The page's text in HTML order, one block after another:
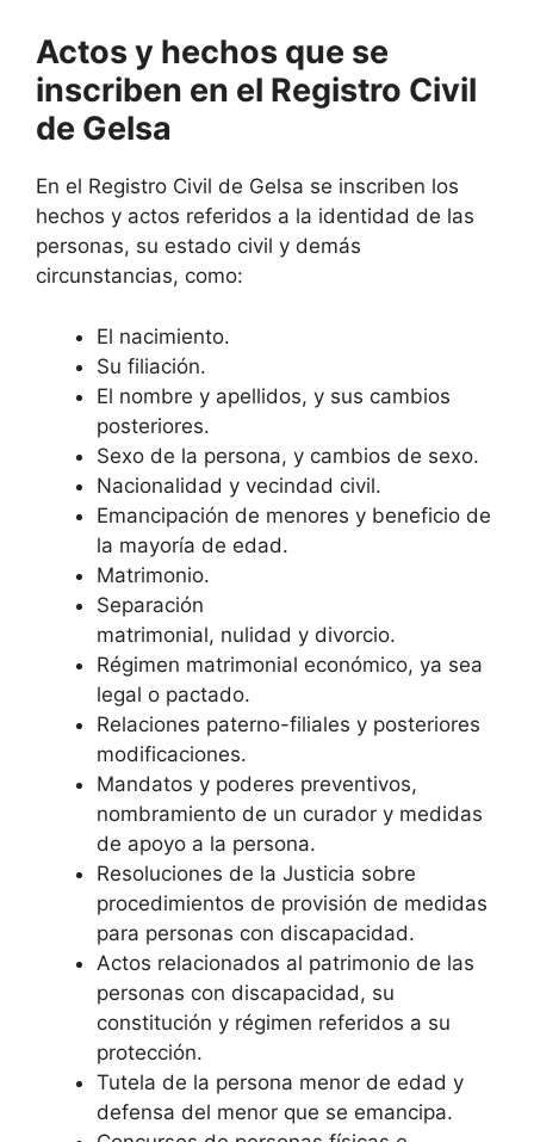
Actos y hechos que se
inscriben en el Registro Civil
de Gelsa
En el Registro Civil de Gelsa se inscriben los
hechos y actos referidos a la identidad de las
personas, su estado civil y demás
circunstancias, como:
El nacimiento.
Su filiación.
El nombre y apellidos, y sus cambios
posteriores.
Sexo de la persona, y cambios de sexo.
Nacionalidad y vecindad civil.
Emancipación de menores y beneficio de
la mayoría de edad.
Matrimonio.
Separación
matrimonial, nulidad y divorcio.
Régimen matrimonial económico, ya sea
legal o pactado.
Relaciones paterno-filiales y posteriores
modificaciones.
Mandatos y poderes preventivos,
nombramiento de un curador y medidas
de apoyo a la persona.
Resoluciones de la Justicia sobre
procedimientos de provisión de medidas
para personas con discapacidad.
Actos relacionados al patrimonio de las
personas con discapacidad, su
constitución y régimen referidos a su
protección.
Tutela de la persona menor de edad y
defensa del menor que se emancipa.